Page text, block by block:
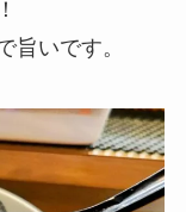
旨いです。